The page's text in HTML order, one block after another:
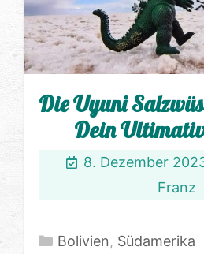
Die Uyuni
Dein
8. Dezember
Franz
Kategorien
Bolivien, Südamerika